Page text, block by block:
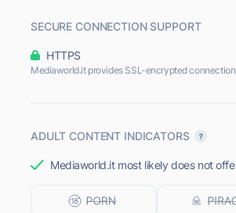
SECURE CONNECTION SUPPORT
HTTPS
Mediaworld.it provides SSL-encrypted
ADULT CONTENT INDICATORS
Mediaworld.it most likely does not